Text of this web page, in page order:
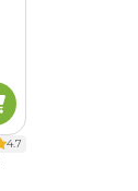
4.7